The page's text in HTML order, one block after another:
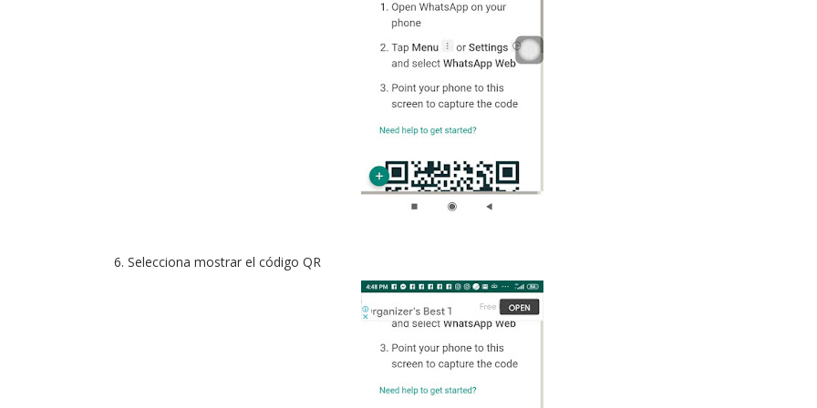
Selecciona mostrar el código QR